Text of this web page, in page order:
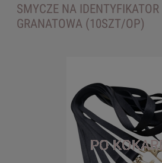
SMYCZE NA
GRANATOWA (10SZT/OP)